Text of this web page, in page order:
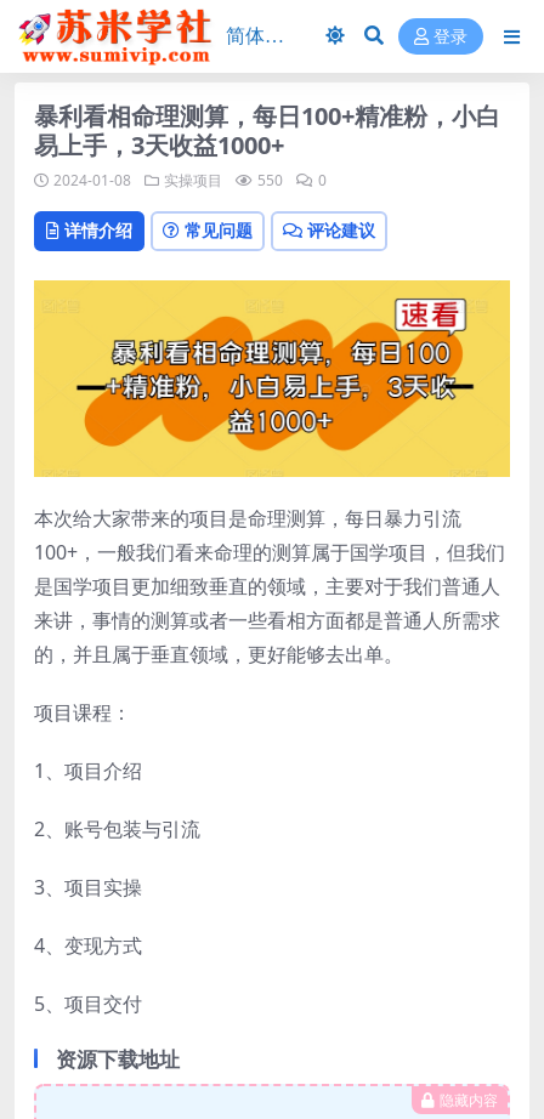
登录
暴利看相命理测算，每日100+精准粉，小白
易上手，3天收益1000+
2024-01-08 实操项目 550 0
详情介绍 常见问题 评论建议
本次给大家带来的项目是命理测算，每日暴力引流
100+，一般我们看来命理的测算属于国学项目，但我们
是国学项目更加细致垂直的领域，主要对于我们普通人
来讲，事情的测算或者一些看相方面都是普通人所需求
的，并且属于垂直领域，更好能够去出单。
项目课程：
1、项目介绍
2、账号包装与引流
3、项目实操
4、变现方式
5、项目交付
资源下载地址
隐藏内容